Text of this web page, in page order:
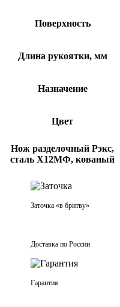
Поверхность
Длина рукоятки, мм
Назначение
Цвет
Нож разделочный Рэкс,
сталь Х12МФ, кованый
Заточка «в бритву»
Доставка по России
Гарантия